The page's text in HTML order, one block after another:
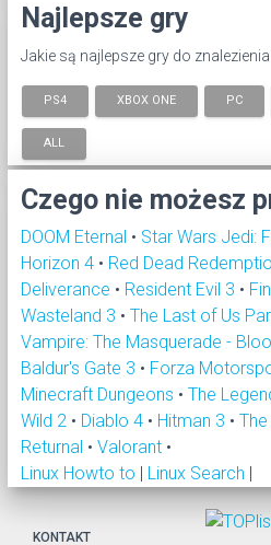
Najlepsze gry
Jakie są najlepsze gry do
PS4 XBOX ONE PC
ALL
Czego nie możesz
DOOM Eternal • Star Wars Jedi:
Horizon 4 • Red Dead
Deliverance • Resident Evil 3 •
Wasteland 3 • The Last of Us
Vampire: The Masquerade -
Baldur's Gate 3 • Forza
Minecraft Dungeons • The
Wild 2 • Diablo 4 • Hitman 3 •
Returnal • Valorant •
Linux Howto to | Linux Search |
KONTAKT